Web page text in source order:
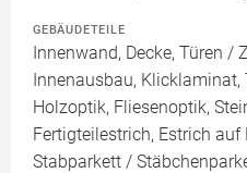
GEBÄUDETEILE
Innenwand, Decke, Türen /
Innenausbau,
Holzoptik, Fliesenoptik,
Fertigteilestrich, Estrich
Stabparkett /